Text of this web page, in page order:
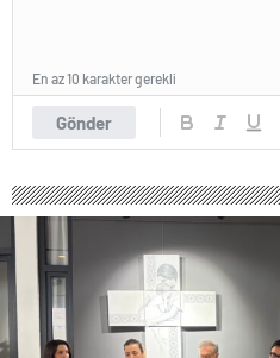
Gönder
En az 10 karakter gerekli